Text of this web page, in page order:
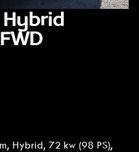
Hybrid, 72 kw (98 PS),